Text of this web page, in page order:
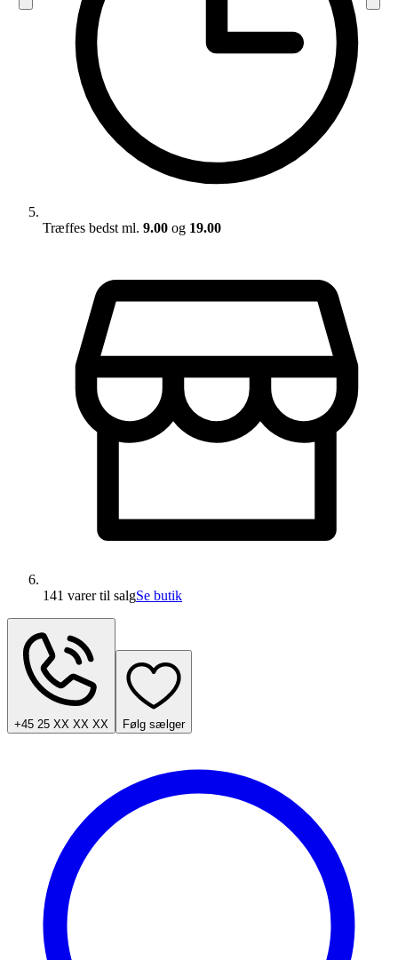
Træffes bedst ml. 9.00 og 19.00
141 varertil salgSe butik
+45 25 XX XX XX Følg sælger